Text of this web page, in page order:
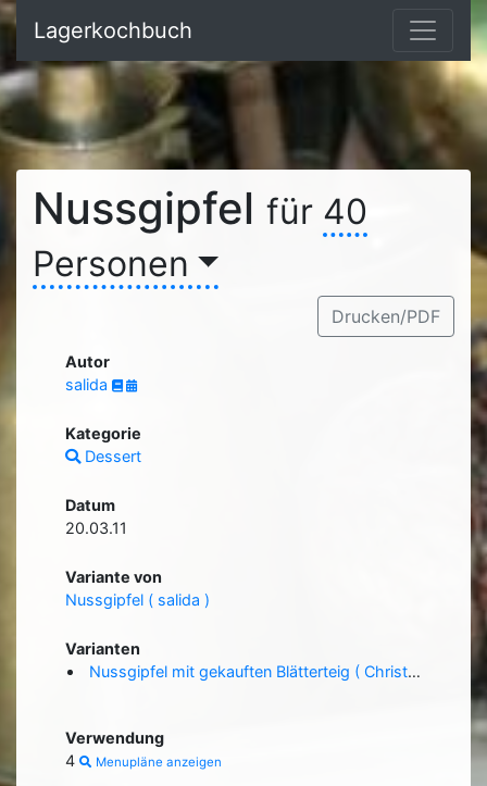
Lagerkochbuch
Nussgipfel für 40
Personen
Drucken/PDF
Autor
salida
Kategorie
Dessert
Datum
20.03.11
Variante von
Nussgipfel ( salida )
Varianten
Nussgipfel mit gekauften Blätterteig ( Christoph Thomet )
Verwendung
4
Menupläne anzeigen